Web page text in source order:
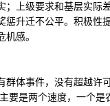
上级要求和基层实际
升迁不公平。积极性
感。
体事件，没有超越许
要是两个速度，一个